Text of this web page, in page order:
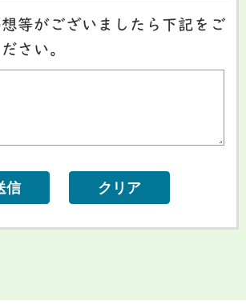
等がございましたら下記をご
さい。